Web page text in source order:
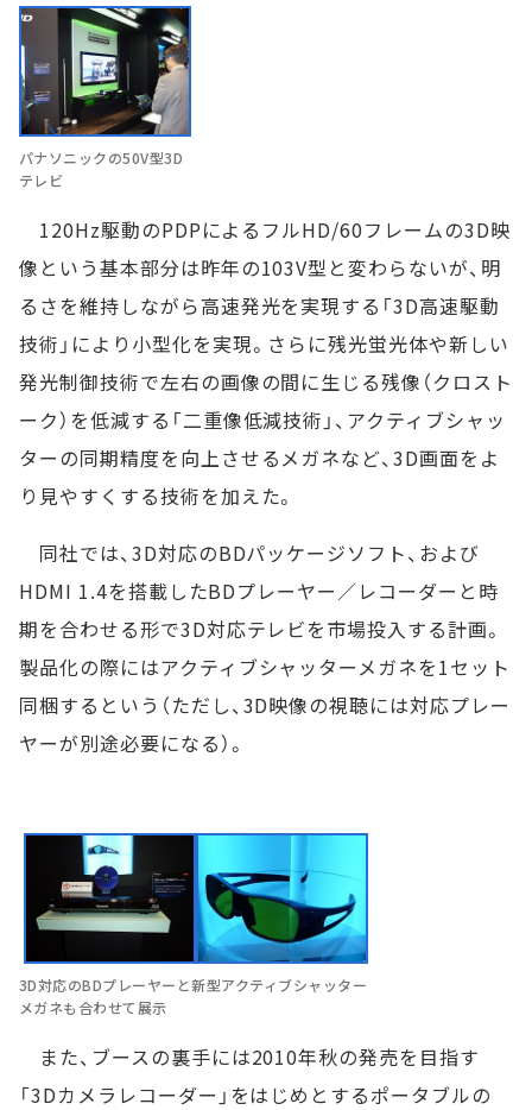
パナソニックの50V型3D
テレビ
120Hz駆動のPDPによるフルHD/60フレームの3D映
像という基本部分は昨年の103V型と変わらないが、明
るさを維持しながら高速発光を実現する「3D高速駆動
技術」により小型化を実現。さらに残光蛍光体や新しい
発光制御技術で左右の画像の間に生じる残像（クロスト
ーク）を低減する「二重像低減技術」、アクティブシャッ
ターの同期精度を向上させるメガネなど、3D画面をよ
り見やすくする技術を加えた。
同社では、3D対応のBDパッケージソフト、および
HDMI 1.4を搭載したBDプレーヤー／レコーダーと時
期を合わせる形で3D対応テレビを市場投入する計画。
製品化の際にはアクティブシャッターメガネを1セット
同梱するという（ただし、3D映像の視聴には対応プレー
ヤーが別途必要になる）。
3D対応のBDプレーヤーと新型アクティブシャッター
メガネも合わせて展示
また、ブースの裏手には2010年秋の発売を目指す
「3Dカメラレコーダー」をはじめとするポータブルの